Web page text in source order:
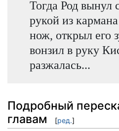
Тогда Род вынул
рукой из
нож, открыл его
вонзил в руку
разжалась...
Подробный
главам
[ред.]